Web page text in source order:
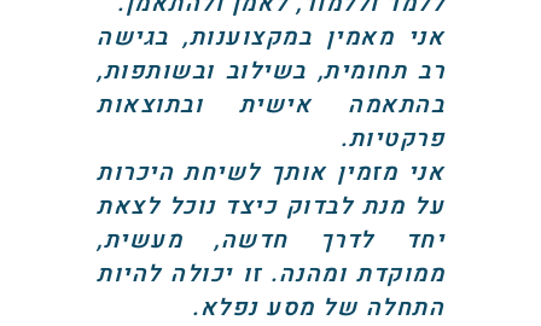
אני מאמין במקצוענות, בגישה
רב תחומית, בשילוב ובשותפות,
בהתאמה אישית ובתוצאות
פרקטיות.
אני מזמין אותך לשיחת היכרות
על מנת לבדוק כיצד נוכל לצאת
יחד לדרך חדשה, מעשית,
ממוקדת ומהנה. זו יכולה להיות
התחלה של מסע נפלא.